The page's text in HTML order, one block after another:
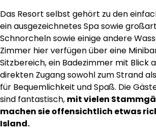
Das Resort selbst gehört zu den
ein ausgezeichnetes Spa sowie
Schnorcheln sowie einige andere
Zimmer hier verfügen über eine
Sitzbereich, ein Badezimmer mit Blick
direkten Zugang sowohl zum Strand
für Bequemlichkeit und Spaß. Die
sind fantastisch, mit vielen
machen sie offensichtlich etwas
Island.